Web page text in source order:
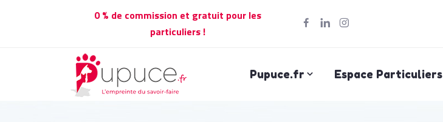
0 % de commission et gratuit pour les
particuliers !
Pupuce.fr Espace Particuliers